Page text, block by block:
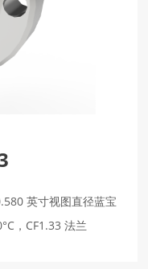
英寸视图直径蓝宝
，CF1.33 法兰